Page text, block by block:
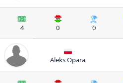
4 0 0
Aleks Opara